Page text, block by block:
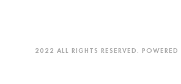
2022 ALL RIGHTS RESERVED. POWERED